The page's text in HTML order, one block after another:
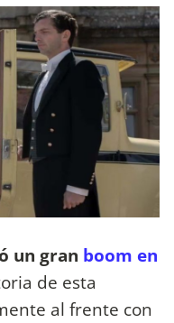
un gran boom en
de esta
al frente con